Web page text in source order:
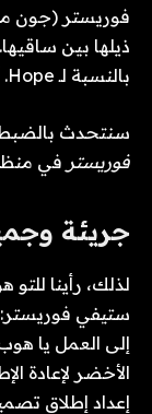
فوريستر (جون
ذيلها بين
بالنسبة لـ Hope. أعتقد أنه لن يكون مثل إريك.
سنتحدث
فوريستر في
جريئة
لذلك، رأينا
ستيفي فوريستر:
إلى العمل يا
الأخضر لإعادة
إعداد إطلاق